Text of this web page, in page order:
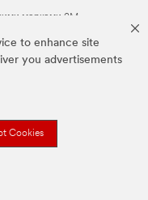
to enhance site
you advertisements
Cookies
марками 3M.